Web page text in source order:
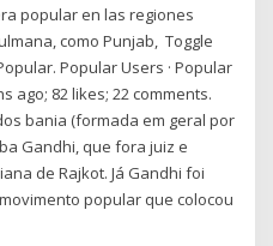
popular en las regiones
como Punjab, Toggle
Popular Users · Popular
ago; 82 likes; 22 comments.
bania (formada em geral por
Gandhi, que fora juiz e
de Rajkot. Já Gandhi foi
popular que colocou